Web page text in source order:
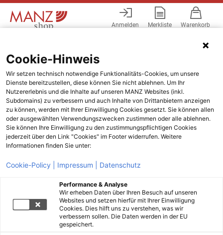
Anmelden Merkliste Warenkorb
Cookie-Hinweis
Wir setzen technisch notwendige Funktionalitäts-Cookies, um unsere
Dienste bereitzustellen, diese können Sie nicht ablehnen. Um Ihr
Nutzererlebnis und die Inhalte auf unseren MANZ Websites (inkl.
Subdomains) zu verbessern und auch Inhalte von Drittanbietern anzeigen
zu können, werden mit Ihrer Einwilligung Cookies gesetzt. Sie können allen
oder ausgewählten Verwendungszwecken zustimmen oder alle ablehnen.
Sie können Ihre Einwilligung zu den zustimmungspflichtigen Cookies
jederzeit über den Link "Cookies" im Footer widerrufen. Weitere
Informationen finden Sie unter:
Cookie-Policy | Impressum | Datenschutz
Performance & Analyse
Wir erheben Daten über Ihren Besuch auf unseren
Websites und setzen hierfür mit Ihrer Einwilligung
Cookies. Dies hilft uns zu verstehen, was wir
verbessern sollen. Die Daten werden in der EU
gespeichert.